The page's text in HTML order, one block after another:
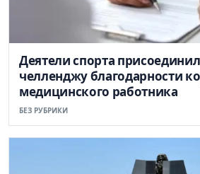
Деятели спорта
челленджу благодарности
медицинского работника
БЕЗ РУБРИКИ